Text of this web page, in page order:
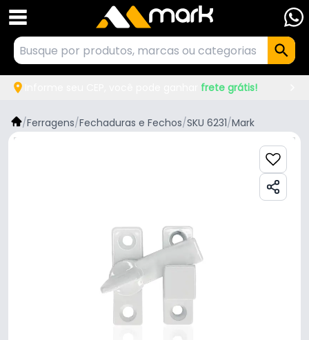
frete grátis!
/Ferragens/Fechaduras e Fechos/SKU 6231/Mark